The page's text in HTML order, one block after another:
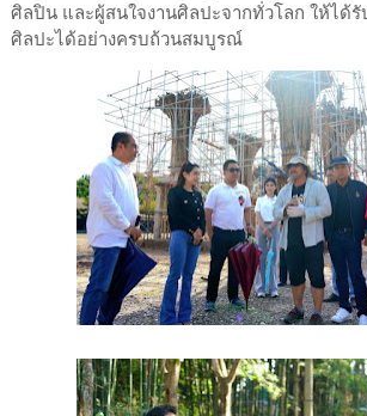
ศิลปิน และผู้สนใจงานศิลปะจากทั่วโลก ให้ได้
ศิลปะได้อย่างครบถ้วนสมบูรณ์